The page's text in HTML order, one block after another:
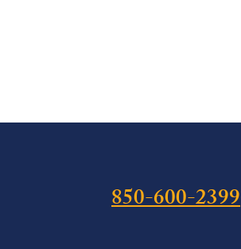
850-600-2399